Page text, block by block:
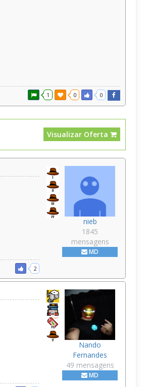
1 0 0
Visualizar Oferta
nieb
1845
mensagens
MD
2
Nando
Fernandes
49 mensagens
MD